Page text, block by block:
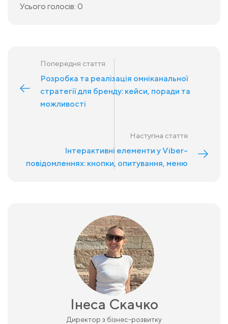
Усього голосів: 0
Попередня стаття
Розробка та реалізація омніканальної
стратегії для бренду: кейси, поради та
можливості
Наступна стаття
Інтерактивні елементи у Viber-
повідомленнях: кнопки, опитування, меню
Інеса Скачко
Директор з бізнес-розвитку